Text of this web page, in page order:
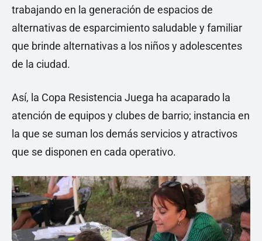
trabajando en la generación de espacios de
alternativas de esparcimiento saludable y familiar
que brinde alternativas a los niños y adolescentes
de la ciudad.
Así, la Copa Resistencia Juega ha acaparado la
atención de equipos y clubes de barrio; instancia en
la que se suman los demás servicios y atractivos
que se disponen en cada operativo.